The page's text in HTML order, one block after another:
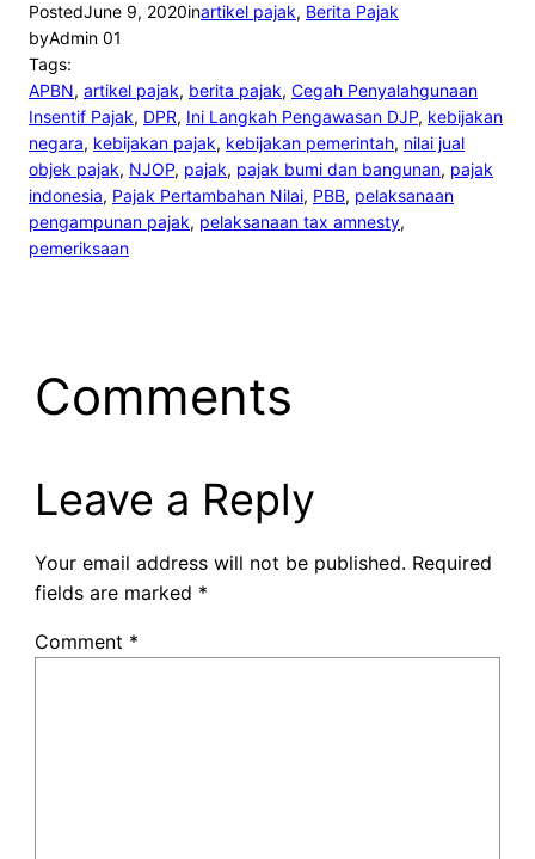
PostedJune 9, 2020inartikel pajak, Berita Pajak
byAdmin 01
Tags:
APBN, artikel pajak, berita pajak, Cegah Penyalahgunaan
Insentif Pajak, DPR, Ini Langkah Pengawasan DJP, kebijakan
negara, kebijakan pajak, kebijakan pemerintah, nilai jual
objek pajak, NJOP, pajak, pajak bumi dan bangunan, pajak
indonesia, Pajak Pertambahan Nilai, PBB, pelaksanaan
pengampunan pajak, pelaksanaan tax amnesty
pemeriksaan
Comments
Leave a Reply
Your email address will not be published. Required
fields are marked *
Comment *